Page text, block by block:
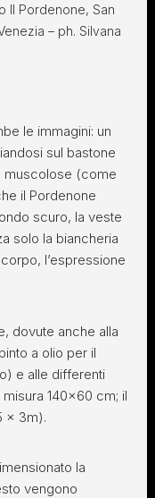
Il Pordenone, San
– ph. Silvana
le immagini: un
sul bastone
muscolose (come
il Pordenone
scuro, la veste
solo la biancheria
l’espressione
dovute anche alla
a olio per il
e alle differenti
140×60 cm; il
x 3m).
la
vengono